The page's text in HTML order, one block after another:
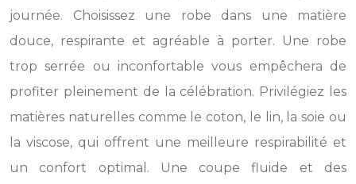
journée. Choisissez une robe dans une matière
douce, respirante et agréable à porter. Une robe
trop serrée ou inconfortable vous empêchera de
profiter pleinement de la célébration. Privilégiez les
matières naturelles comme le coton, le lin, la soie ou
la viscose, qui offrent une meilleure respirabilité et
un confort optimal. Une coupe fluide et des